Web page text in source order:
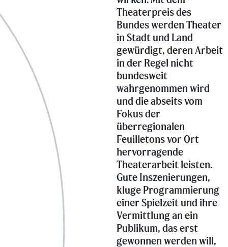
Theaterpreis des
Bundes werden Theater
in Stadt und Land
gewürdigt, deren Arbeit
in der Regel nicht
bundesweit
wahrgenommen wird
und die abseits vom
Fokus der
überregionalen
Feuilletons vor Ort
hervorragende
Theaterarbeit leisten.
Gute Inszenierungen,
kluge Programmierung
einer Spielzeit und ihre
Vermittlung an ein
Publikum, das erst
gewonnen werden will,